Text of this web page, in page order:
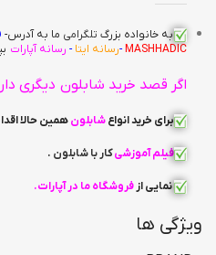
به خانواده بزرگ تلگرامی ما به آدرس-
MASHHADIC
-رسانه ایتا - رسانه آپارات
اگر قصد خرید شابلون دیگری
برای خرید انواعشابلونهمین حالا
فیلم آموزشیکار با شابلون .
نمایی از فروشگاه ما در آپارات.
ویژگی ها